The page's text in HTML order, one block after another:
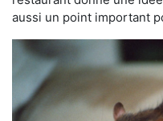
aussi un point important